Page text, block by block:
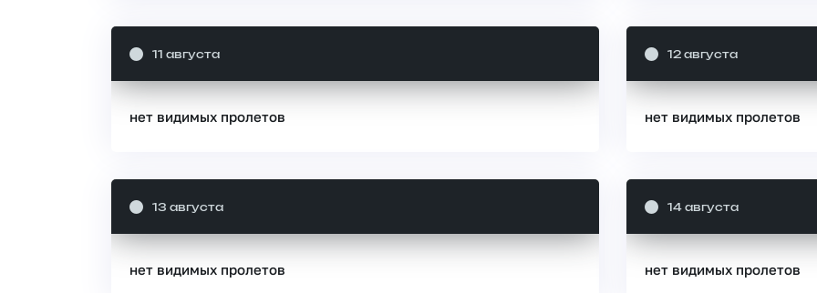
11 августа
нет видимых пролетов
12 августа
нет видимых пролетов
13 августа
нет видимых пролетов
14 августа
нет видимых пролетов